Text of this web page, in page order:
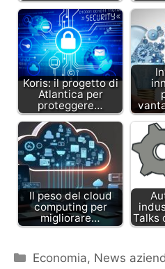
Koris: il progetto di
Atlantica per
proteggere…
Il peso del cloud
computing per
migliorare…
Talks
Categorie
Economia, News